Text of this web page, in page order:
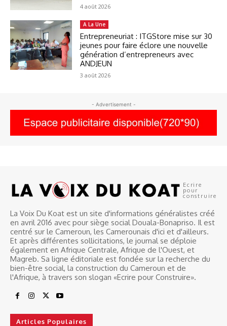
4 août 2026
A La Une
Entrepreneuriat : ITGStore mise sur 30
jeunes pour faire éclore une nouvelle
génération d’entrepreneurs avec
ANDJEUN
3 août 2026
- Advertisement -
Ecrire
pour
construire
La Voix Du Koat est un site d'informations généralistes créé
en avril 2016 avec pour siège social Douala-Bonapriso. Il est
centré sur le Cameroun, les Camerounais d'ici et d'ailleurs.
Et après différentes sollicitations, le journal se déploie
également en Afrique Centrale, Afrique de l'Ouest, et
Magreb. Sa ligne éditoriale est fondée sur la recherche du
bien-être social, la construction du Cameroun et de
l'Afrique, à travers son slogan «Ecrire pour Construire».
Articles Populaires